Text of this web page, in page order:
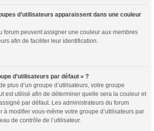
d’utilisateurs apparaissent dans une couleur
forum peuvent assigner une couleur aux membres
afin de faciliter leur identification.
d’utilisateurs par défaut » ?
plus d’un groupe d’utilisateurs, votre groupe
est utilisé afin de déterminer quelle sera la couleur et
par défaut. Les administrateurs du forum
à modifier vous-même votre groupe d’utilisateurs par
de contrôle de l’utilisateur.